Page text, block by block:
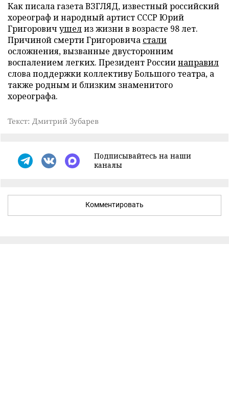
Как писала газета ВЗГЛЯД, известный российский
хореограф и народный артист СССР Юрий
Григорович ушелиз жизни в возрасте 98 лет.
Причиной смерти Григоровича стали
осложнения, вызванные двусторонним
воспалением легких. Президент Россиинаправил
слова поддержки коллективу Большого театра, а
также родным и близким знаменитого
хореографа.
Текст: Дмитрий Зубарев
Подписывайтесь на наши
каналы
Комментировать